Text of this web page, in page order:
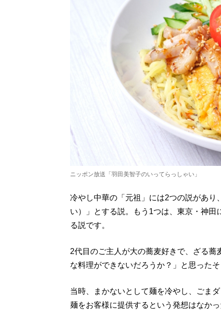
ニッポン放送「羽田美智子のいってらっしゃい」
冷やし中華の「元祖」には2つの説があ
い）」とする説。もう1つは、東京・神
る説です。
2代目のご主人が大の蕎麦好きで、ざる
な料理ができないだろうか？」と思った
当時、まかないとして麺を冷やし、ごま
麺をお客様に提供するという発想はなか